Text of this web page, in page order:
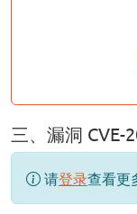
三、漏洞 CVE-
请登录查看更